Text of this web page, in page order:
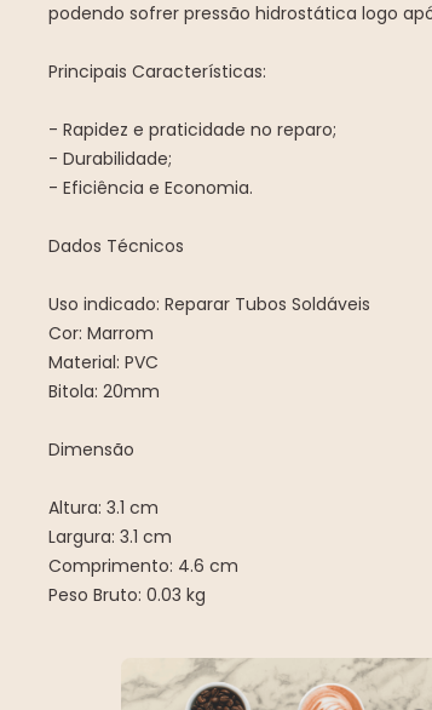
podendo sofrer pressão hidrostática logo
Principais Características:
- Rapidez e praticidade no reparo;
- Durabilidade;
- Eficiência e Economia.
Dados Técnicos
Uso indicado: Reparar Tubos Soldáveis
Cor: Marrom
Material: PVC
Bitola: 20mm
Dimensão
Altura: 3.1 cm
Largura: 3.1 cm
Comprimento: 4.6 cm
Peso Bruto: 0.03 kg